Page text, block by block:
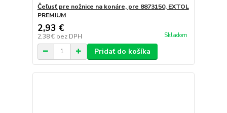
Čeľusť pre nožnice na konáre, pre 8873150, EXTOL
PREMIUM
2,93 €
2,38 € bez DPH Skladom
Pridať do košíka